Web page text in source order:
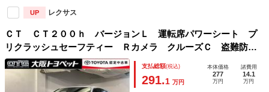
UP レクサス
ＣＴ ＣＴ２００ｈ バージョンＬ 運転席パワーシート プ
リクラッシュセーフティー Ｒカメラ クルーズＣ 盗難防
止 ＡＡＣ ＤＶＤ再生可能 メモリナビ 地デジ ＥＴＣ
サイドエアバック 本革シート エアバッグ ＡＢＳ ＡＷ
横滑り防止
支払総額(税込)
291.1 万円
本体価格
277
万円
諸費用
14.1
万円